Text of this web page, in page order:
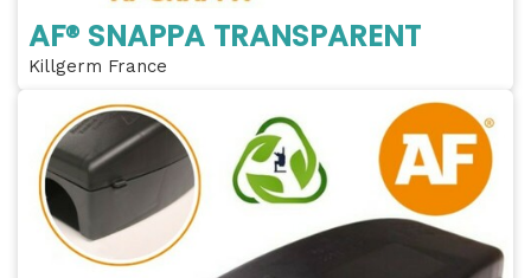
AF® SNAPPA TRANSPARENT
Killgerm France